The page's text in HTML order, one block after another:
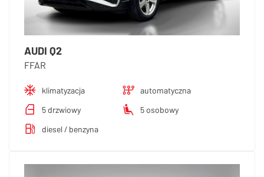
AUDI Q2
FFAR
klimatyzacja
automatyczna
5 drzwiowy
5 osobowy
diesel / benzyna